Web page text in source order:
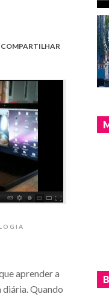
COMPARTILHAR
aprender a
diária. Quando